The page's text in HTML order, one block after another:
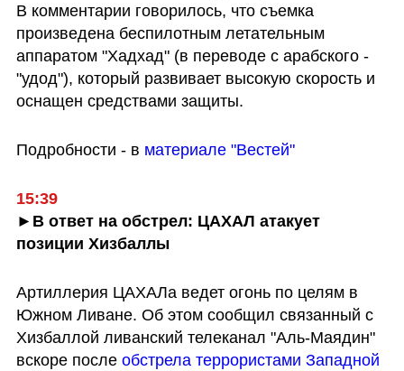
В комментарии говорилось, что съемка
произведена беспилотным летательным
аппаратом "Хадхад" (в переводе с арабского -
"удод"), который развивает высокую скорость и
оснащен средствами защиты.
Подробности - в материале "Вестей"
15:39
►В ответ на обстрел: ЦАХАЛ атакует
позиции Хизбаллы
Артиллерия ЦАХАЛа ведет огонь по целям в
Южном Ливане. Об этом сообщил связанный с
Хизбаллой ливанский телеканал "Аль-Маядин"
вскоре после обстрела террористами Западной